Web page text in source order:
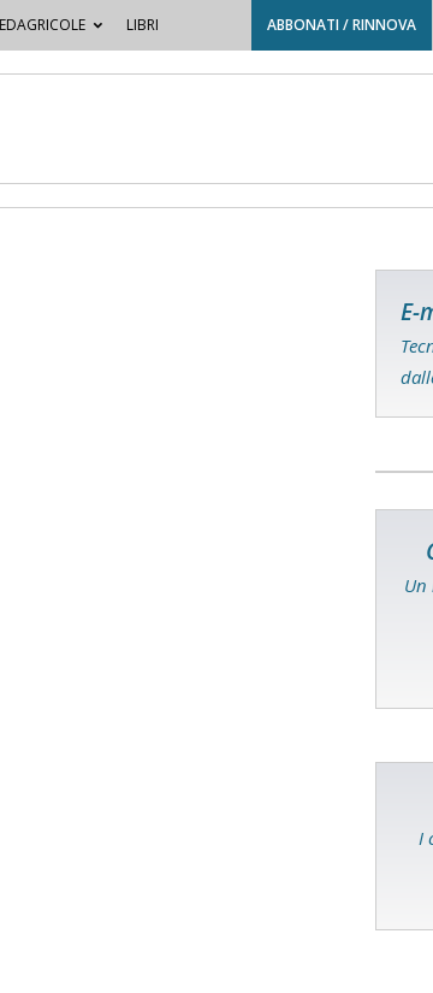
EDAGRICOLE LIBRI ABBONATI / RINNOVA
E-
Un
I